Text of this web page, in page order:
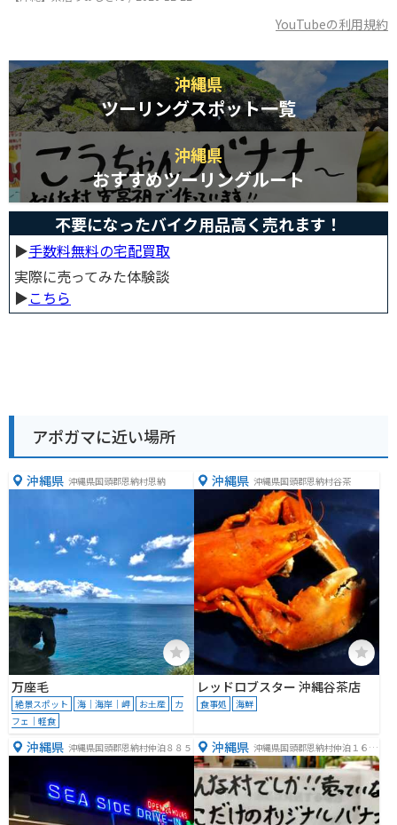
YouTubeの利用規約
沖縄県
ツーリングスポット一覧
沖縄県
おすすめツーリングルート
不要になったバイク用品高く売れます！
▶︎手数料無料の宅配買取
実際に売ってみた体験談
▶︎こちら
アポガマに近い場所
沖縄県 沖縄県国頭郡恩納村恩納
万座毛
絶景スポット 海｜海岸｜岬 お土産
カ
フェ｜軽食
沖縄県 沖縄県国頭郡恩納村谷茶
レッドロブスター 沖縄谷茶店
食事処 海鮮
沖縄県 沖縄県国頭郡恩納村仲泊８８５ 沖縄県 沖縄県国頭郡恩納村仲泊１６５
６−９